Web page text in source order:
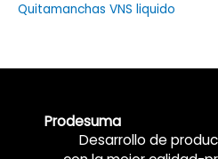
Quitamanchas VNS liquido
Prodesuma
Desarrollo de